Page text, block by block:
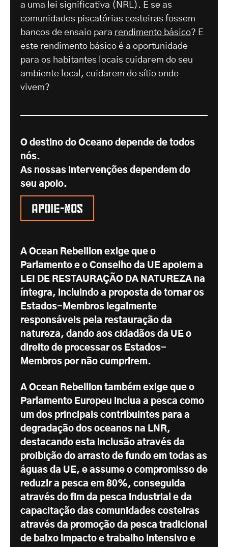
a uma lei significativa (NRL). E se as
comunidades piscatórias costeiras fossem
bancos de ensaio para rendimento básico? E
este rendimento básico é a oportunidade
para os habitantes locais cuidarem do seu
ambiente local, cuidarem do sítio onde
vivem?
O destino do Oceano depende de todos
nós.
As nossas intervenções dependem do
seu apoio.
Apoie-nos
A Ocean Rebellion exige que o
Parlamento e o Conselho da UE apoiem a
LEI DE RESTAURAÇÃO DA NATUREZA na
íntegra, incluindo a proposta de tornar os
Estados-Membros legalmente
responsáveis pela restauração da
natureza, dando aos cidadãos da UE o
direito de processar os Estados-
Membros por não cumprirem.
A Ocean Rebellion também exige que o
Parlamento Europeu inclua a pesca como
um dos principais contribuintes para a
degradação dos oceanos na LNR,
destacando esta inclusão através da
proibição do arrasto de fundo em todas as
águas da UE, e assume o compromisso de
reduzir a pesca em 80%, conseguida
através do fim da pesca industrial e da
capacitação das comunidades costeiras
através da promoção da pesca tradicional
de baixo impacto e trabalho intensivo e